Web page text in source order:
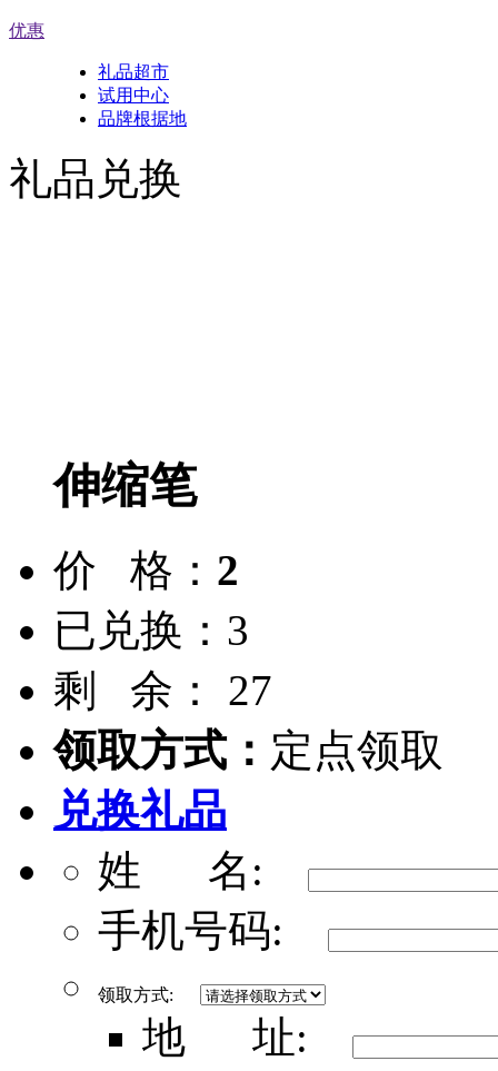
优惠
礼品超市
试用中心
品牌根据地
礼品兑换
伸缩笔
价 格： 2
已兑换：3
剩 余： 27
领取方式： 定点领取
兑换礼品
姓 名:
手机号码:
领取方式:
地 址: